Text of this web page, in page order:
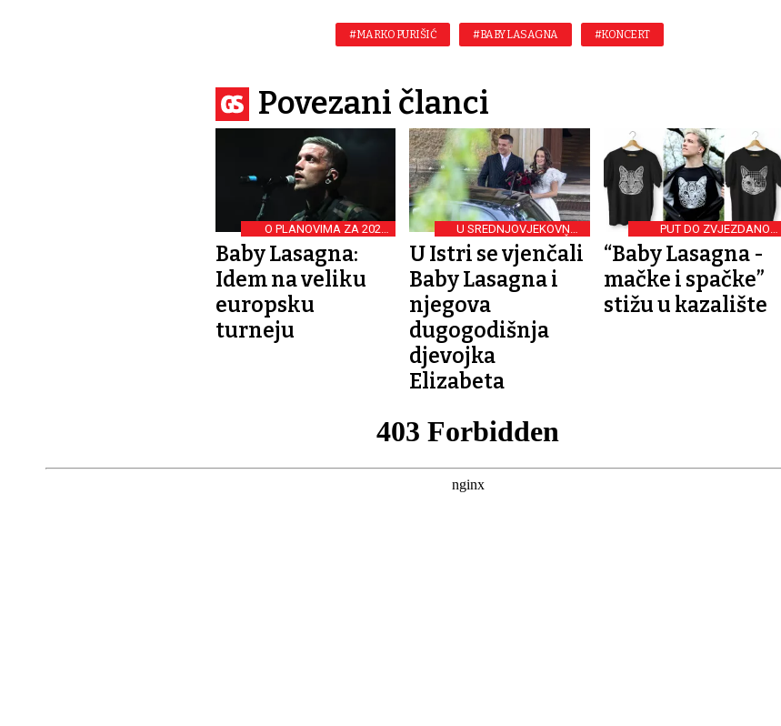
#MARKO PURIŠIĆ #BABY LASAGNA #KONCERT
Povezani članci
O PLANOVIMA ZA 2025.
GODINU
Baby Lasagna:
Idem na veliku
europsku
turneju
U SREDNJOVJEKOVNOJ
CRKVICI U ZAVRŠJU
U Istri se vjenčali
Baby Lasagna i
njegova
dugogodišnja
djevojka
Elizabeta
PUT DO ZVJEZDANOG
STATUSA
“Baby Lasagna -
mačke i spačke”
stižu u kazalište